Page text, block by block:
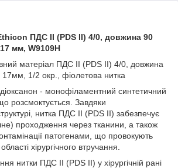
ПДС II (PDS II) 4/0, довжина 90
мм, W9109H
матеріал ПДС II (PDS II) 4/0, довжина
17мм, 1/2 окр., фіолетова нитка
- монофіламентний синтетичний
розсмоктується. Завдяки
нитка ПДС II (PDS II) забезпечує
проходження через тканини, а також
патогенами, що провокують
хірургічного втручання.
нитки ПДС II (PDS II) у хірургічній рані